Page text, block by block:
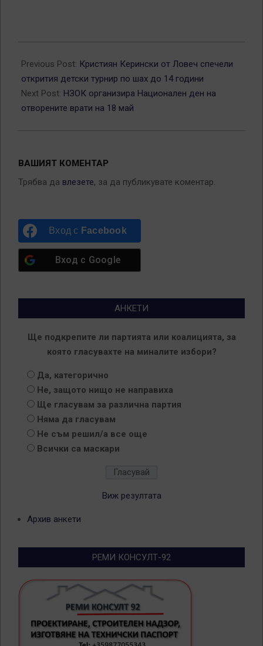
05-
12
Previous Post: Кристиян Керински от Ловеч спечели
открития детски турнир по шах до 14 години
Next Post: НЗОК организира Национален ден на
отворените врати на 18 май
ВАШИЯТ КОМЕНТАР
Трябва да влезете, за да публикувате коментар.
Вход с Facebook
Вход с Google
АНКЕТИ
Ще подкрепите ли партията или коалицията, за
която гласувахте на миналите избори?
Да, категорично
Не, защото нищо не направиха
Ще гласувам за различна партия
Няма да гласувам
Не съм решил/а все още
Всички са маскари
Виж резултата
Архив анкети
РЕМИ КОНСУЛТ-92